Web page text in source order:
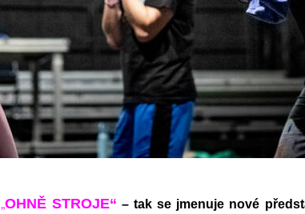
„OHNĚ STROJE“ –tak se jmenuje nové